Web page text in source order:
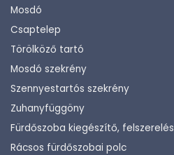
Mosdó
Csaptelep
Törölköző tartó
Mosdó szekrény
Szennyestartós szekrény
Zuhanyfüggöny
Fürdőszoba kiegészítő, felszerelés
Rácsos fürdőszobai polc